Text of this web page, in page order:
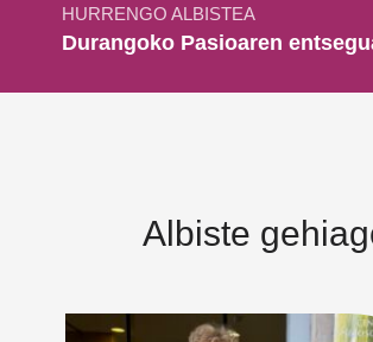
HURRENGO ALBISTEA
Durangoko Pasioaren
Albiste